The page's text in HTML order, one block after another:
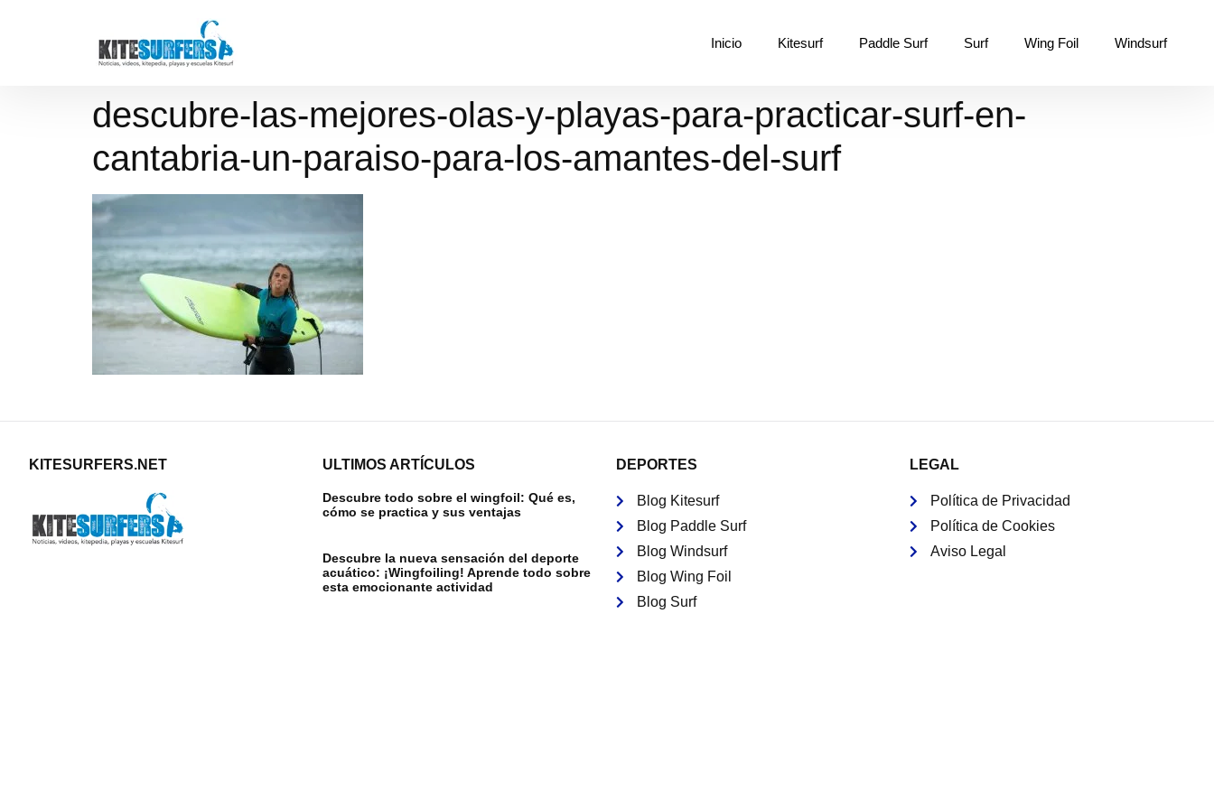
Inicio Kitesurf Paddle Surf Surf Wing Foil Windsurf
descubre-las-mejores-olas-y-playas-para-practicar-surf-en-
cantabria-un-paraiso-para-los-amantes-del-surf
KITESURFERS.NET ULTIMOS ARTÍCULOS
Descubre todo sobre el wingfoil: Qué es,
cómo se practica y sus ventajas
Descubre la nueva sensación del deporte
acuático: ¡Wingfoiling! Aprende todo sobre
esta emocionante actividad
DEPORTES
Blog Kitesurf
Blog Paddle Surf
Blog Windsurf
Blog Wing Foil
Blog Surf
LEGAL
Política de Privacidad
Política de Cookies
Aviso Legal